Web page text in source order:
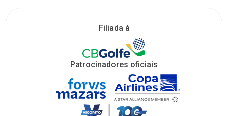
Filiada à
Patrocinadores oficiais